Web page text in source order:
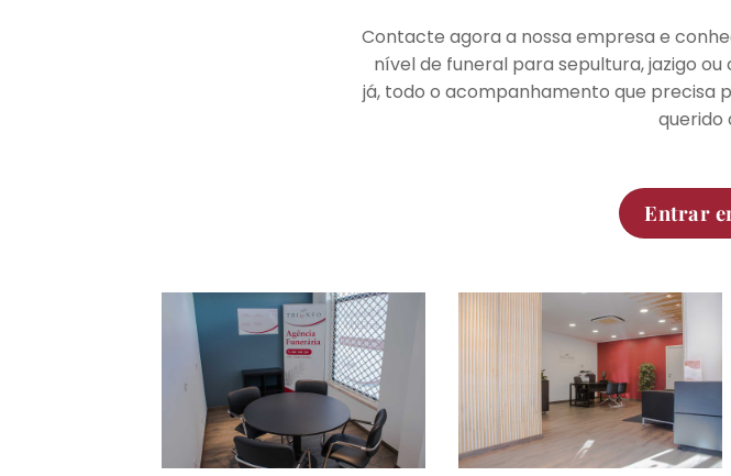
Contacte agora a nossa empresa e
nível de funeral para sepultura, jazigo
já, todo o acompanhamento que precisa
querido
Entrar